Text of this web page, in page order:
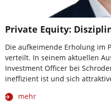
Private Equity:
Die aufkeimende Erholung im
verteilt. In seinem aktuellen
Investment Officer bei
ineffizient ist und sich
mehr